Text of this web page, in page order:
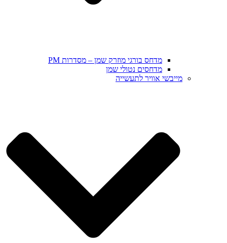
מדחס בורגי מוזרק שמן – מסדרות PM
מדחסים נטולי שמן
מייבשי אוויר לתעשייה